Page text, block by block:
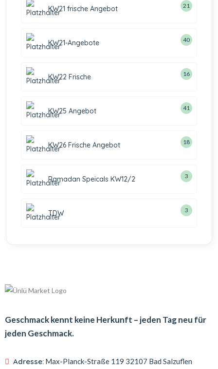
KW21 frische Angebot 21
KW21-Angebote 40
KW22 Frische 16
KW25 Angebot 41
KW26 Frische Angebot 18
Ramadan Speicals KW12/2 3
TDW 3
Geschmack kennt keine Herkunft – jeden Tag neu für
jeden Geschmack.
Adresse: Max-Planck-Straße 119 32107 Bad Salzuflen